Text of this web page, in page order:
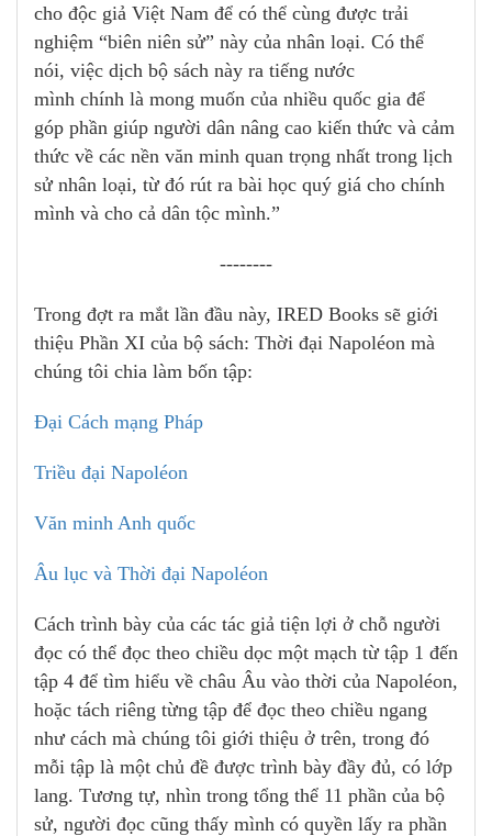
cho độc giả Việt Nam để có thể cùng được trải
nghiệm “biên niên sử” này của nhân loại. Có thể
nói, việc dịch bộ sách này ra tiếng nước
mình chính là mong muốn của nhiều quốc gia để
góp phần giúp người dân nâng cao kiến thức và cảm
thức về các nền văn minh quan trọng nhất trong lịch
sử nhân loại, từ đó rút ra bài học quý giá cho chính
mình và cho cả dân tộc mình.”
--------
Trong đợt ra mắt lần đầu này, IRED Books sẽ giới
thiệu Phần XI của bộ sách: Thời đại Napoléon mà
chúng tôi chia làm bốn tập:
Đại Cách mạng Pháp
Triều đại Napoléon
Văn minh Anh quốc
Âu lục và Thời đại Napoléon
Cách trình bày của các tác giả tiện lợi ở chỗ người
đọc có thể đọc theo chiều dọc một mạch từ tập 1 đến
tập 4 để tìm hiểu về châu Âu vào thời của Napoléon,
hoặc tách riêng từng tập để đọc theo chiều ngang
như cách mà chúng tôi giới thiệu ở trên, trong đó
mỗi tập là một chủ đề được trình bày đầy đủ, có lớp
lang. Tương tự, nhìn trong tổng thể 11 phần của bộ
sử, người đọc cũng thấy mình có quyền lấy ra phần